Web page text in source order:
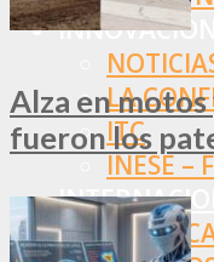
INNOVACIÓN
LA
ITC
INESE –
Alza en motos
fueron los